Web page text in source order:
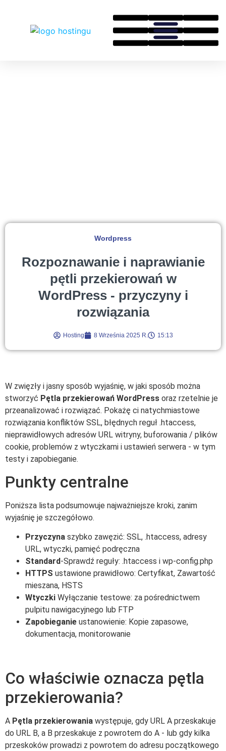
Wordpress
Rozpoznawanie i naprawianie
pętli przekierowań w
WordPress - przyczyny i
rozwiązania
Hosting 8 Września 2025 R. 15:13
W zwięzły i jasny sposób wyjaśnię, w jaki sposób można
stworzyć Pętla przekierowań WordPress oraz rzetelnie je
przeanalizować i rozwiązać. Pokażę ci natychmiastowe
rozwiązania konfliktów SSL, błędnych reguł .htaccess,
nieprawidłowych adresów URL witryny, buforowania / plików
cookie, problemów z wtyczkami i ustawień serwera - w tym
testy i zapobieganie.
Punkty centralne
Poniższa lista podsumowuje najważniejsze kroki, zanim
wyjaśnię je szczegółowo.
Przyczyna szybko zawęzić: SSL, .htaccess, adresy
URL, wtyczki, pamięć podręczna
Standard-Sprawdź reguły: .htaccess i wp-config.php
HTTPS ustawione prawidłowo: Certyfikat, Zawartość
mieszana, HSTS
Wtyczki Wyłączanie testowe: za pośrednictwem
pulpitu nawigacyjnego lub FTP
Zapobieganie ustanowienie: Kopie zapasowe,
dokumentacja, monitorowanie
Co właściwie oznacza pętla
przekierowania?
A Pętla przekierowania występuje, gdy URL A przeskakuje
do URL B, a B przeskakuje z powrotem do A - lub gdy kilka
przeskoków prowadzi z powrotem do adresu początkowego